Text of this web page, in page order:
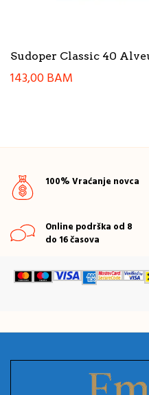
Sudoper Classic 40
143,00BAM
100% Vraćanje novca
Online podrška od 8
do 16 časova